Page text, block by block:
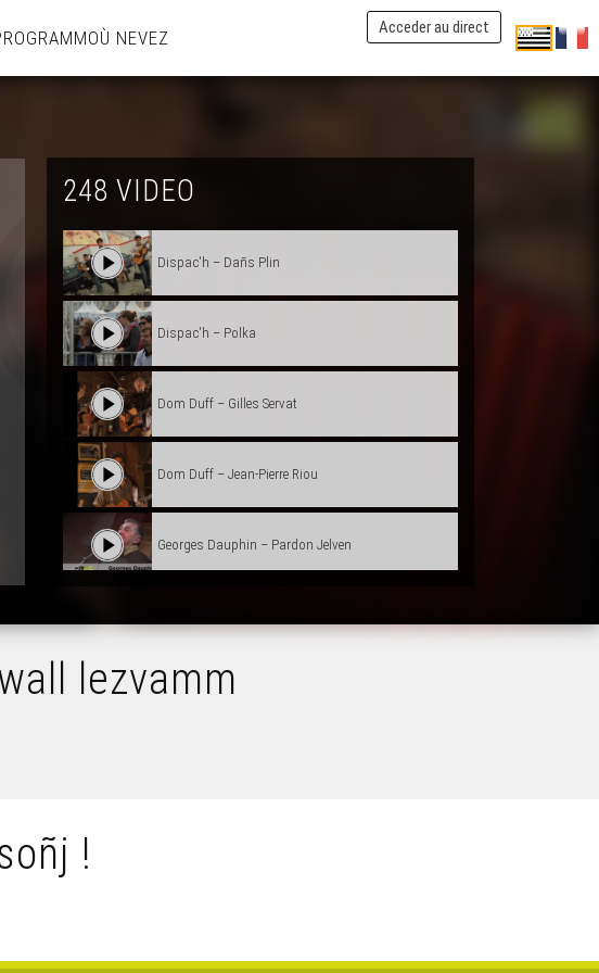
Acceder au direct
NEVEZ
248 VIDEO
Dispac'h (3)
Dispac'h – Dañs Plin
Dispac'h – Polka
Dom Duff – Gilles Servat
Dom Duff – Jean-Pierre Riou
Georges Dauphin – Pardon Jelven
Gwenola & Alwena Coic – Bonomig kozh
Marie-Claire Le Corre & Patrick Lefebvre – Dañs tro
lezvamm
!